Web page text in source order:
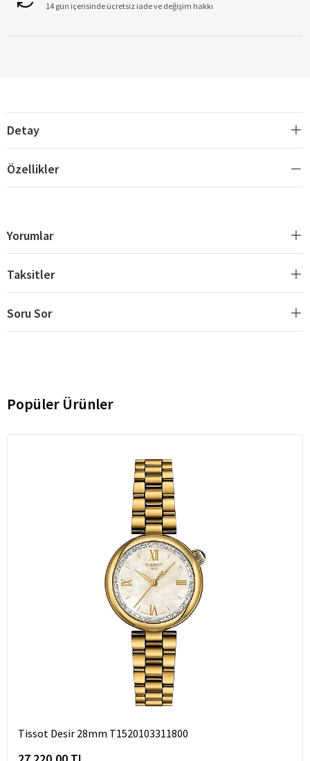
14 gün içerisinde ücretsiz iade ve değişim hakkı
Detay
Özellikler
Yorumlar
Taksitler
Soru Sor
Popüler Ürünler
Tissot Desir 28mm T1520103311800